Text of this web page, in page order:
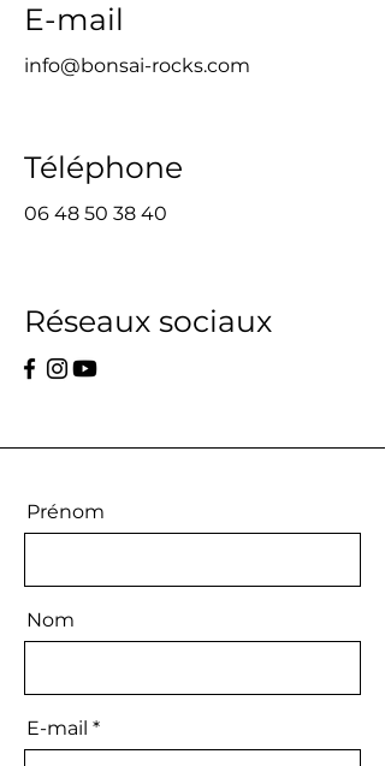
E-mail
info@bonsai-rocks.com
Téléphone
06 48 50 38 40
Réseaux sociaux
Prénom
Nom
E-mail